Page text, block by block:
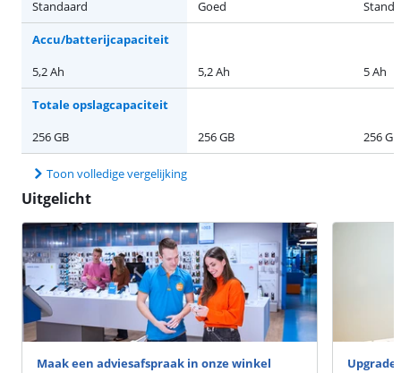
Standaard
Goed
Accu/batterijcapaciteit
5,2 Ah
5,2 Ah 5 Ah
Totale opslagcapaciteit
256 GB
256 GB 256 GB
Toon volledige vergelijking
Uitgelicht
Maak een adviesafspraak in onze winkel